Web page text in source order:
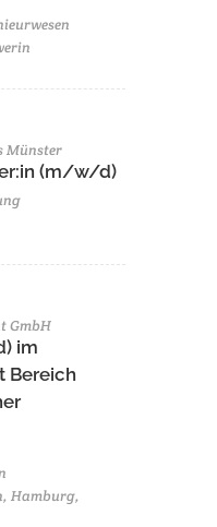
Münster
(m/w/d)
GmbH
im
Bereich
Hamburg,